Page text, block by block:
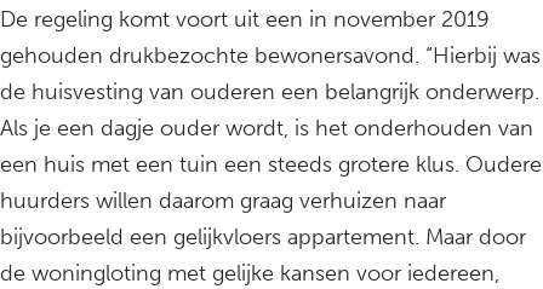
De regeling komt voort uit een in november 2019
gehouden drukbezochte bewonersavond. “Hierbij was
de huisvesting van ouderen een belangrijk onderwerp.
Als je een dagje ouder wordt, is het onderhouden van
een huis met een tuin een steeds grotere klus. Oudere
huurders willen daarom graag verhuizen naar
bijvoorbeeld een gelijkvloers appartement. Maar door
de woningloting met gelijke kansen voor iedereen,